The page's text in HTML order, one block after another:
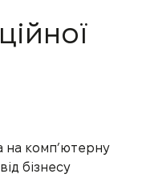
на комп’ютерну
бізнесу